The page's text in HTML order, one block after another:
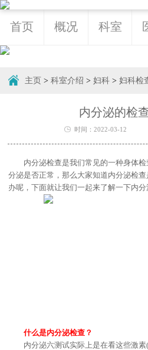
首页 概况 科室
主页 > 科室介绍 > 妇科 > 妇科检
内分泌的检
时间：2022-03-12
内分泌检查是我们常见的一种身体检
分泌是否正常，那么大家知道内分泌检
办呢，下面就让我们一起来了解一下内分
什么是内分泌检查？
内分泌六测试实际上是在看这些激素(